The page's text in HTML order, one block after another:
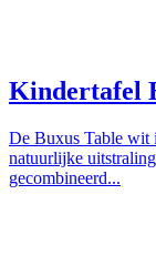
Kindertafel
De Buxus Table wit
natuurlijke
gecombineerd...